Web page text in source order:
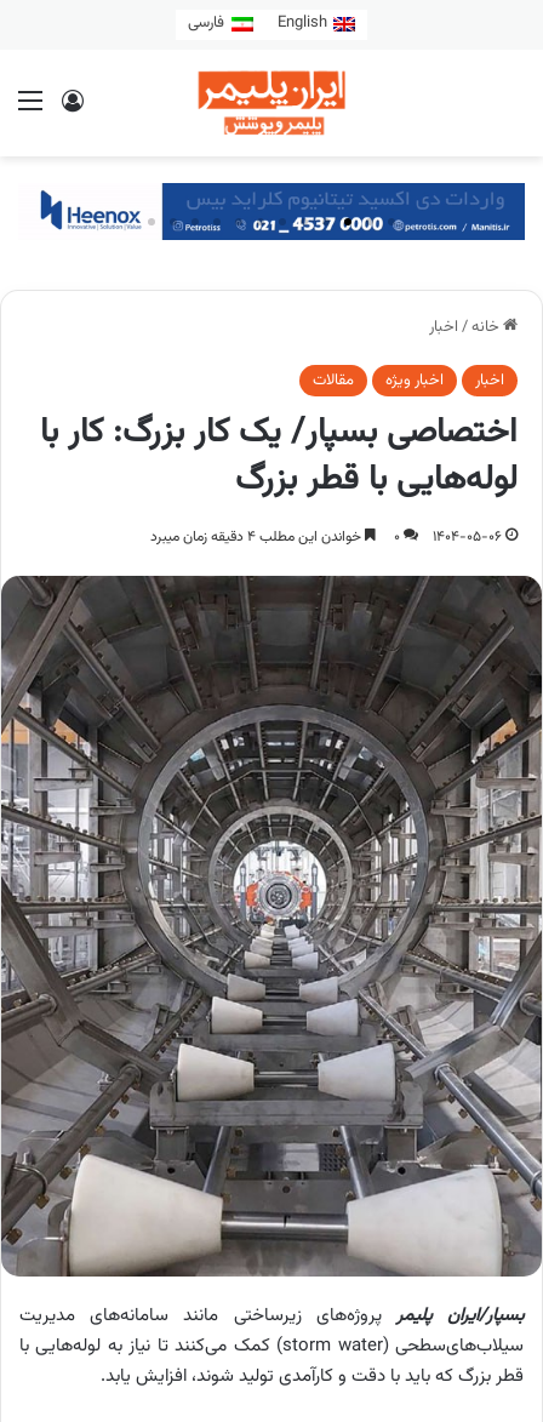
English فارسی
خانه/ اخبار
اخبار اخبار ویژه مقالات
اختصاصی بسپار/ یک کار بزرگ: کار با
لوله‌‌هایی با قطر بزرگ
1404-05-06
0 خواندن این مطلب 4 دقیقه زمان میبرد
بسپار/ایران پلیمرپروژه‌های زیرساختی مانند سامانه‌های مدیریت
سیلاب‌های‌سطحی (storm water) کمک می‌کنند تا نیاز به لوله‌هایی با
قطر بزرگ که باید با دقت و کارآمدی تولید شوند، افزایش یابد.